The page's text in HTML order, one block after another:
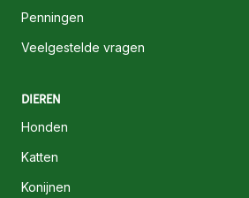
Penningen
Veelgestelde vragen
DIEREN
Honden
Katten
Konijnen